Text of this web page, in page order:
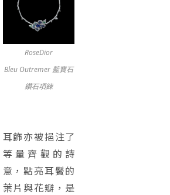
RoseDior
Bleu Outremer 藍寶石
鑽石項鍊
耳飾亦被挹注了
等量齊觀的詩
意，點亮耳鬢的
葉片與花瓣，是